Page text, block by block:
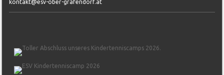
kontakt@esv-ober-grafendorf.at